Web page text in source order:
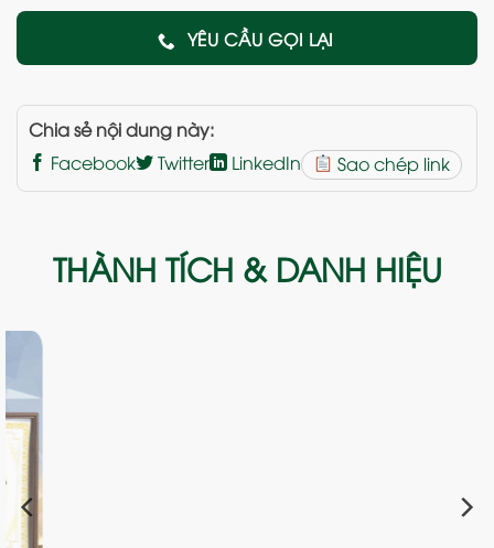
YÊU CẦU GỌI LẠI
Chia sẻ nội dung này:
Facebook
Twitter LinkedIn Sao chép link
THÀNH TÍCH & DANH HIỆU